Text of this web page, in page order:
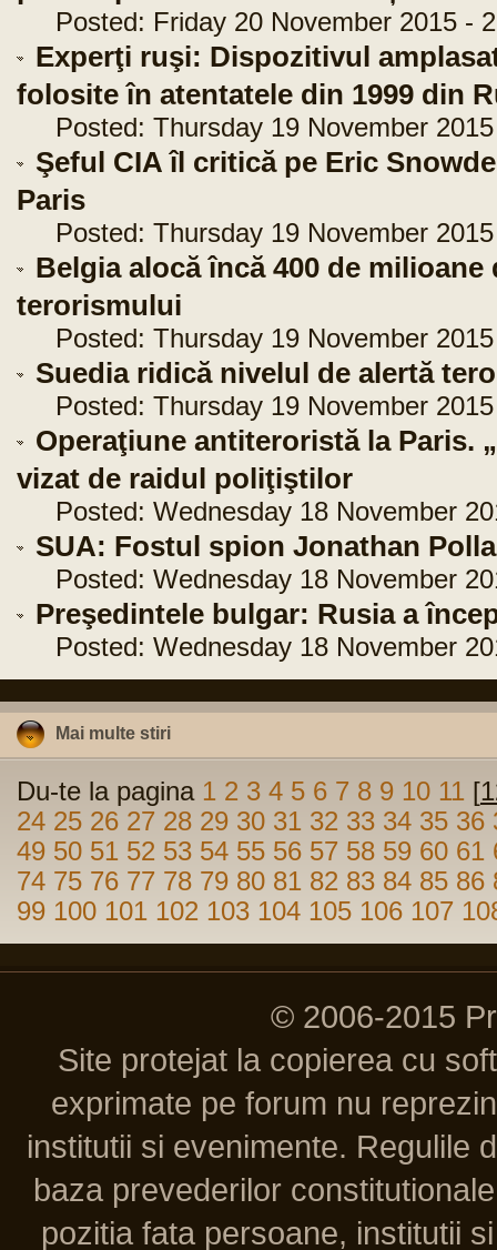
Posted: Friday 20 November 2015 -
Experţi ruşi: Dispozitivul
folosite în atentatele din 1999 din
Posted: Thursday 19 November 2015
Şeful CIA îl critică pe Eric
Paris
Posted: Thursday 19 November 2015
Belgia alocă încă 400 de
terorismului
Posted: Thursday 19 November 2015
Suedia ridică nivelul de alertă
Posted: Thursday 19 November 2015
Operaţiune antiteroristă la Paris.
vizat de raidul poliţiştilor
Posted: Wednesday 18 November
SUA: Fostul spion Jonathan
Posted: Wednesday 18 November
Preşedintele bulgar: Rusia a
Posted: Wednesday 18 November
Mai multe stiri
Du-te la pagina 1 2 3 4 5 6 7 8 9 10 11 [
24 25 26 27 28 29 30 31 32 33 34 35 36
49 50 51 52 53 54 55 56 57 58 59 60 61
74 75 76 77 78 79 80 81 82 83 84 85 86
99 100 101 102 103 104 105 106 107
© 2006-2015
Site protejat la copierea cu
exprimate pe forum nu
institutii si evenimente. Regulile
baza prevederilor
pozitia fata persoane, institutii